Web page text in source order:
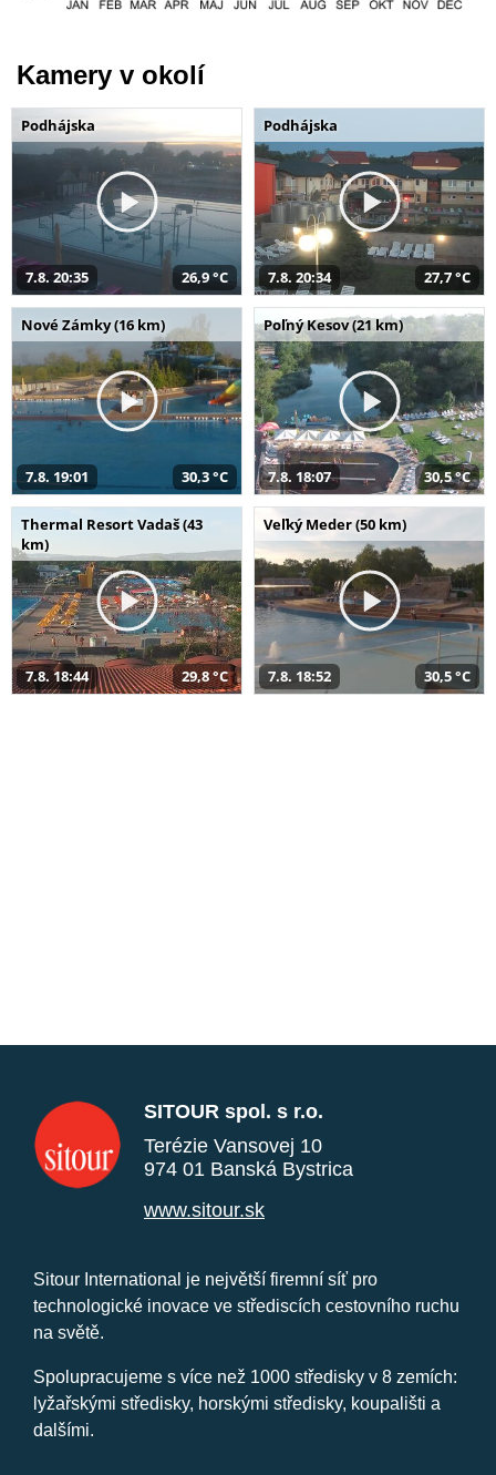
Kamery v okolí
Podhájska
7.8. 20:35 26,9 °C
Podhájska
7.8. 20:34 27,7 °C
Nové Zámky (16 km)
7.8. 19:01 30,3 °C
Poľný Kesov (21 km)
7.8. 18:07 30,5 °C
Thermal Resort Vadaš (43
km)
7.8. 18:44 29,8 °C
Veľký Meder (50 km)
7.8. 18:52 30,5 °C
SITOUR spol. s r.o.
Terézie Vansovej 10
974 01 Banská Bystrica
www.sitour.sk
Sitour International je největší firemní síť pro
technologické inovace ve střediscích cestovního ruchu
na světě.
Spolupracujeme s více než 1000 středisky v 8 zemích:
lyžařskými středisky, horskými středisky, koupališti a
dalšími.